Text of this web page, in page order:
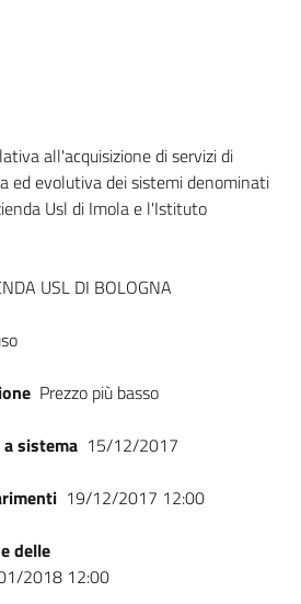
all'acquisizione di servizi di
ed evolutiva dei sistemi denominati
Usl di Imola e l'Istituto
USL DI BOLOGNA
Prezzo più basso
sistema 15/12/2017
19/12/2017 12:00
delle
2018 12:00